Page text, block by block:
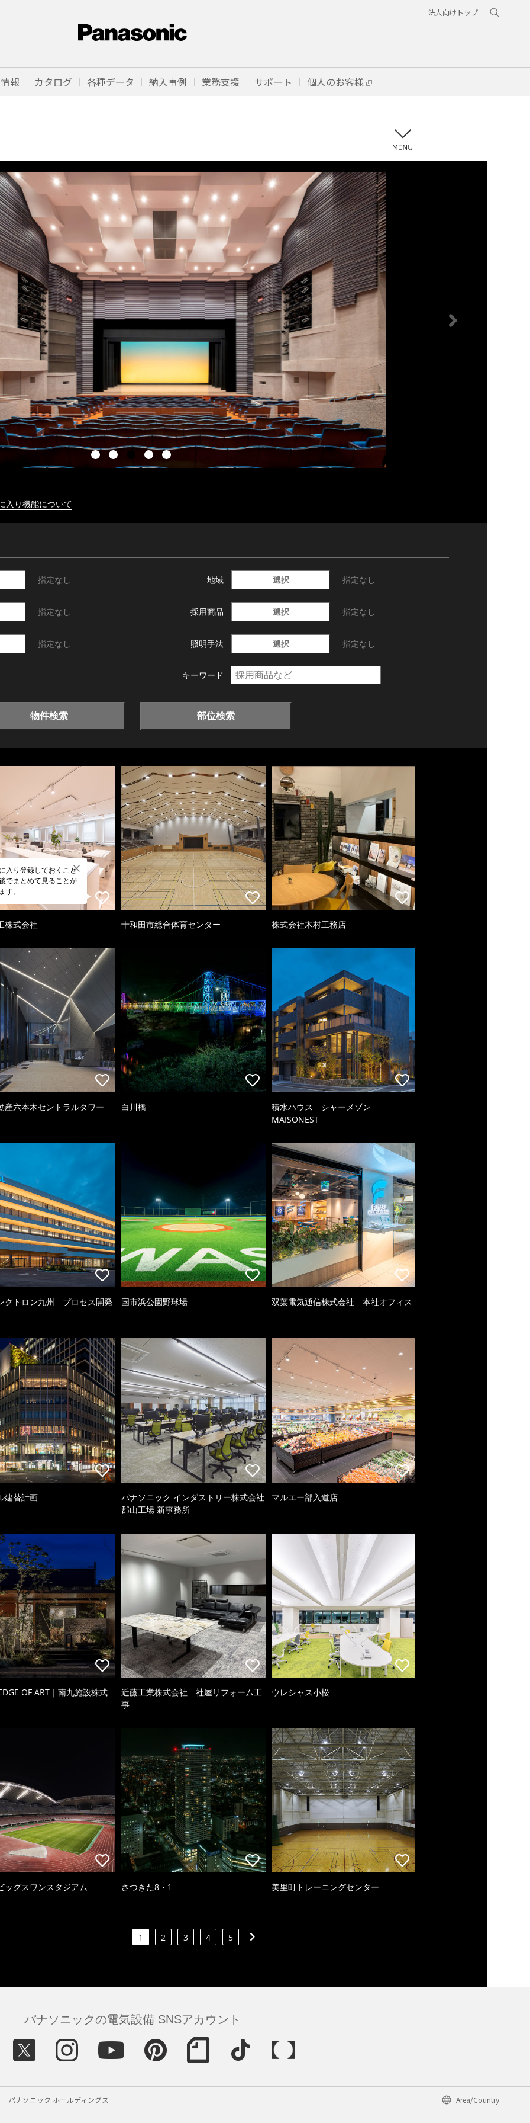
法人向けトップ
報 カタログ 各種データ 納入事例 業務支援 サポート 個人のお客様
入り機能について
指定なし 地域 選択 指定なし
指定なし 採用商品 選択 指定なし
指定なし 照明手法 選択 指定なし
キーワード
物件検索 部位検索
入り登録しておくこと
でまとめて見ることが
す。
株式会社 十和田市総合体育センター 株式会社木村工務店
産六本木セントラルタワー 白川橋
積水ハウス シャーメゾン
MAISONEST
クトロン九州 プロセス開発 国市浜公園野球場 双葉電気通信株式会社 本社オフィス
建替計画
パナソニック インダストリー株式会社
郡山工場 新事務所
マルエー部入道店
OF ART｜南九施設株式
近藤工業株式会社 社屋リフォーム工
事
ウレシャス小松
ッグスワンスタジアム さつきた8・1 美里町トレーニングセンター
1 2 3 4 5
パナソニックの電気設備 SNSアカウント
パナソニック ホールディングス Area/Country